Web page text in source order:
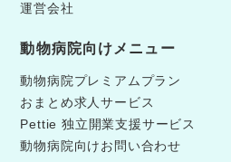
運営会社
動物病院向けメニュー
動物病院プレミアムプラン
おまとめ求人サービス
Pettie 独立開業支援サービス
動物病院向けお問い合わせ